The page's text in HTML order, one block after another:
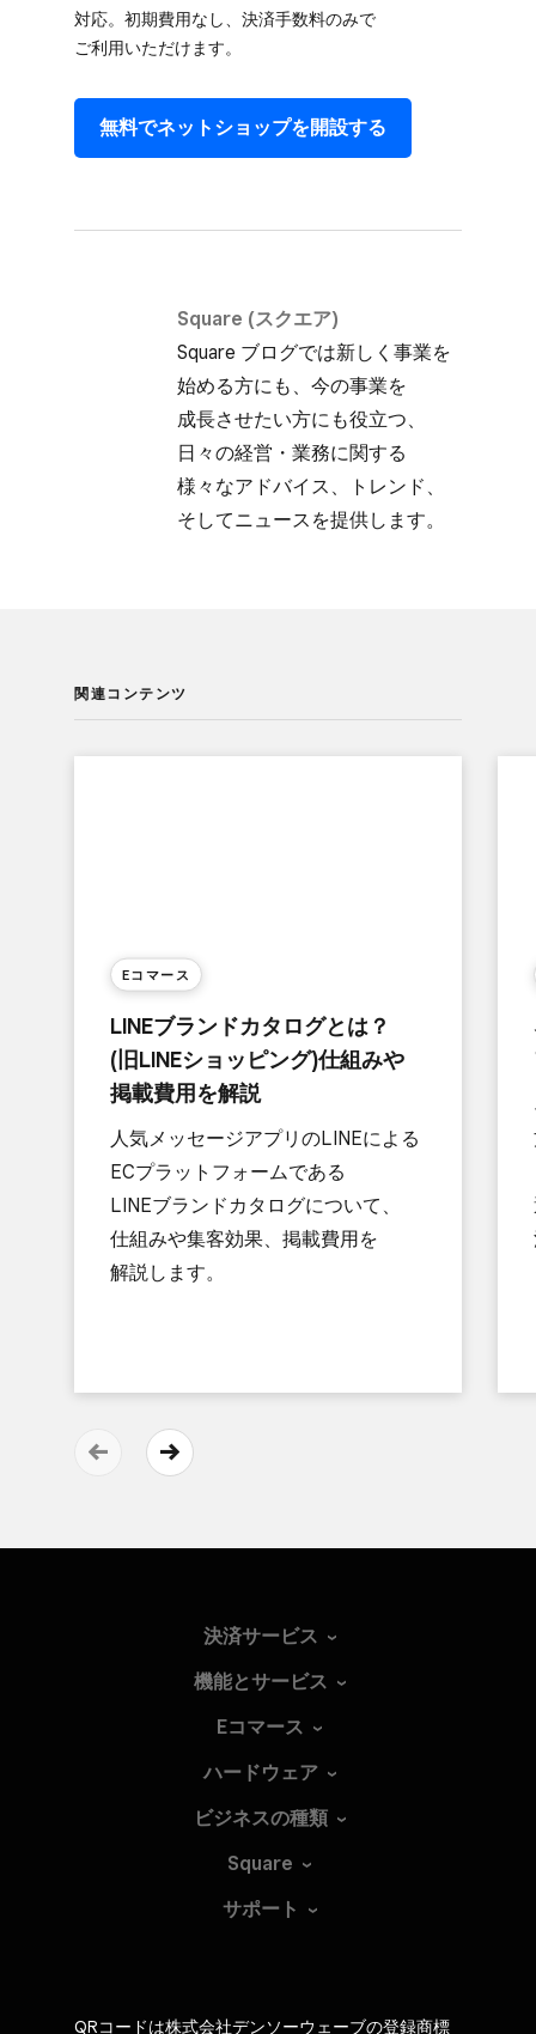
対応。​初期費用なし、​決済手数料のみで​
ご利用いただけます。
無料で​ネットショップを​開設する
Square (スクエア)
Square ブログでは​新しく​事業を​
始める方にも、​今の​事業を​
成長させたい方にも​役立つ、​
日々の​経営・業務に​関する​
様々な​アドバイス、​トレンド、​
そして​ニュースを​提供します。
関連コンテンツ
Eコマース
LINEブランドカタログとは？​
(旧LINEショッピング)仕組みや​
掲載費用を​解説
人気メッセージアプリの​LINEに​よる​
ECプラットフォームである​
LINEブランドカタログに​ついて、​
仕組みや集客効果、​掲載費用を​
解説します。
決済サービス
機能とサービス
Eコマース
ハードウェア
ビジネスの種類
Square
サポート
QRコードは株式会社デンソーウェーブの登録商標